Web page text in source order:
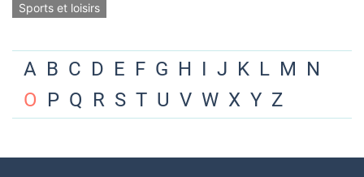
Sports et loisirs
A B C D E F G H I J K L M N
O P Q R S T U V W X Y Z